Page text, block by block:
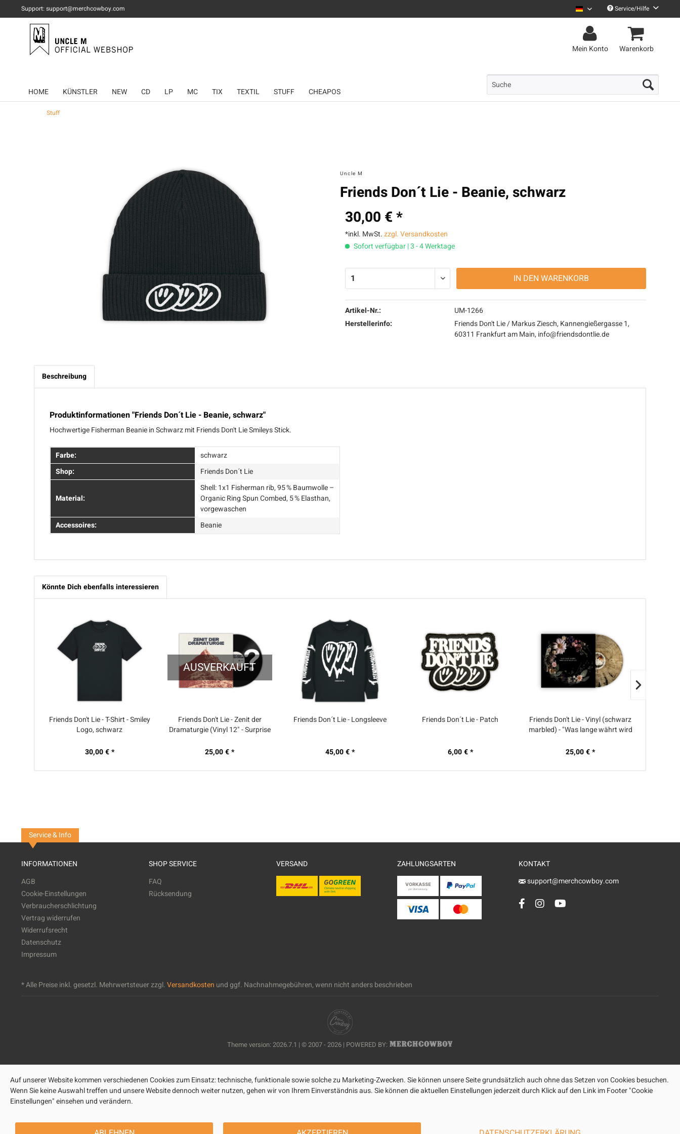
Support: support@merchcowboy.com Uncle M DeutschService/Hilfe
Mein Konto Warenkorb
HOME KÜNSTLER NEW CD LP MC TIX TEXTIL STUFF CHEAPOS
Stuff
Uncle M
Friends Don´t Lie - Beanie, schwarz
30,00 € *
*inkl. MwSt.zzgl. Versandkosten
Sofort verfügbar | 3 - 4 Werktage
IN DEN WARENKORB
Artikel-Nr.:
UM-1266
Herstellerinfo:
Friends Don't Lie / Markus Ziesch, Kannengießergasse 1,
60311 Frankfurt am Main, info@friendsdontlie.de
Beschreibung
Produktinformationen "Friends Don´t Lie - Beanie, schwarz"
Hochwertige Fisherman Beanie in Schwarz mit Friends Don't Lie Smileys Stick.
Farbe:
schwarz
Shop:
Friends Don´t Lie
Material:
Shell: 1x1 Fisherman rib, 95 % Baumwolle –
Organic Ring Spun Combed, 5 % Elasthan,
vorgewaschen
Accessoires:
Beanie
Könnte Dich ebenfalls interessieren
Friends Don't Lie - T-Shirt - Smiley
Logo, schwarz
30,00 € *
AUSVERKAUFT
Friends Don't Lie - Zenit der
Dramaturgie (Vinyl 12" - Surprise
25,00 € *
Friends Don´t Lie - Longsleeve
45,00 € *
Friends Don´t Lie - Patch
6,00 € *
Friends Don't Lie - Vinyl (schwarz
marbled) - "Was lange währt wird
25,00 € *
Service & Info
INFORMATIONEN
AGB
Cookie-Einstellungen
Verbraucherschlichtung
Vertrag widerrufen
Widerrufsrecht
Datenschutz
Impressum
SHOP SERVICE
FAQ
Rücksendung
VERSAND ZAHLUNGSARTEN
KONTAKT
support@merchcowboy.com
* Alle Preise inkl. gesetzl. Mehrwertsteuer zzgl.Versandkosten und ggf. Nachnahmegebühren, wenn nicht anders beschrieben
Theme version: 2026.7.1 | © 2007 - 2026 | POWERED BY:
Auf unserer Website kommen verschiedenen Cookies zum Einsatz: technische, funktionale sowie solche zu Marketing-Zwecken. Sie können unsere Seite grundsätzlich auch ohne das Setzen von Cookies besuchen.
Wenn Sie keine Auswahl treffen und unsere Website dennoch weiter nutzen, gehen wir von Ihrem Einverständnis aus. Sie können die aktuellen Einstellungen jederzeit durch Klick auf den Link im Footer "Cookie
Einstellungen" einsehen und verändern.